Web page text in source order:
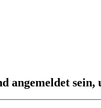
angemeldet